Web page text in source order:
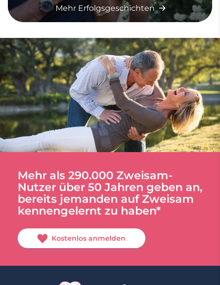
Mehr Erfolgsgeschichten
Mehr als 290.000 Zweisam-
Nutzer über 50 Jahren geben an,
bereits jemanden auf Zweisam
kennengelernt zu haben*
Kostenlos anmelden